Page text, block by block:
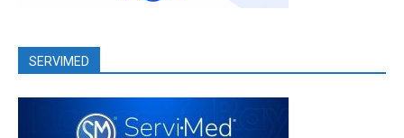
SERVIMED